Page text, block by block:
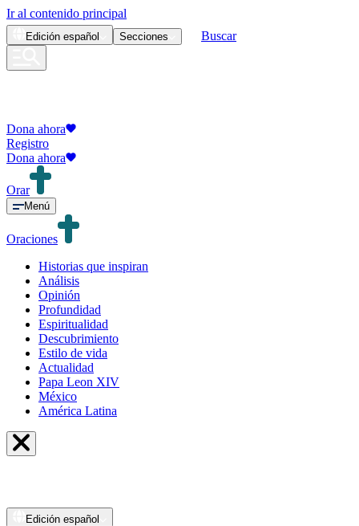
Ir al contenido principal
Edición español Secciones Buscar
Dona ahora
Registro
Dona ahora
Orar
Menú
Oraciones
Historias que inspiran
Análisis
Opinión
Profundidad
Espiritualidad
Descubrimiento
Estilo de vida
Actualidad
Papa Leon XIV
México
América Latina
Edición español